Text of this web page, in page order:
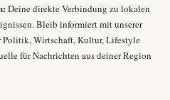
Deine direkte Verbindung zu lokalen
Bleib informiert mit unserer
Politik, Wirtschaft, Kultur, Lifestyle
für Nachrichten aus deiner Region